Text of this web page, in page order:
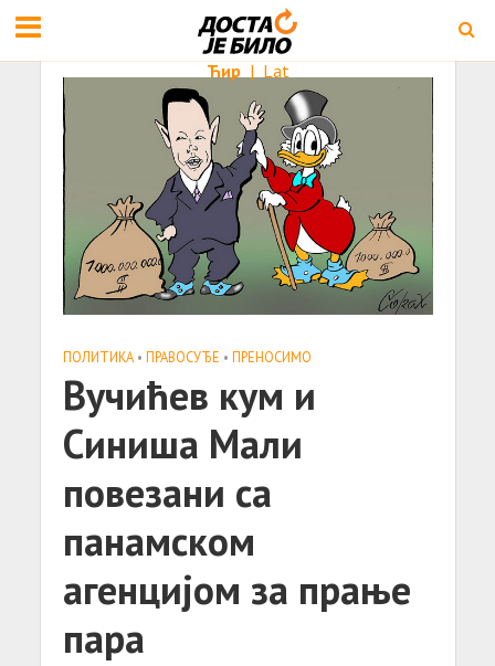
Ћир | Lat
ПОЛИТИКА • ПРАВОСУЂЕ • ПРЕНОСИМО
Вучићев кум и
Синиша Мали
повезани са
панамском
агенцијом за прање
пара